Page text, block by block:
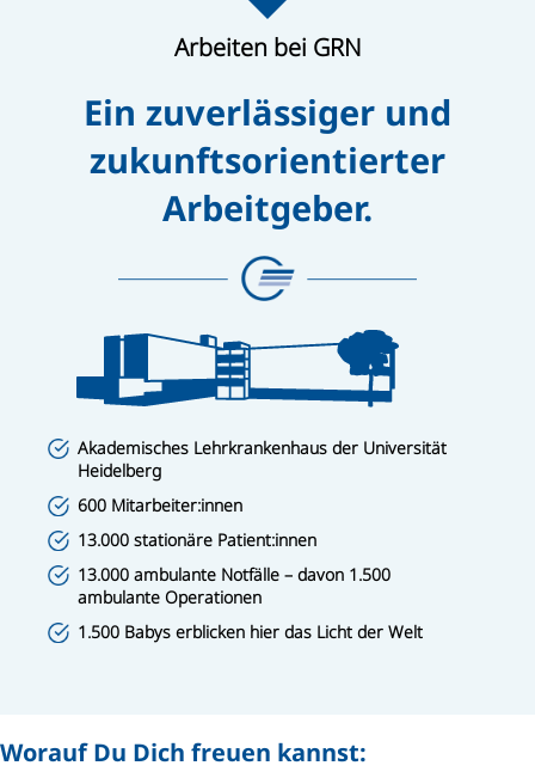
Arbeiten bei GRN
Ein zuverlässiger und
zukunftsorientierter
Arbeitgeber.
Akademisches Lehrkrankenhaus der Universität
Heidelberg
600 Mitarbeiter:innen
13.000 stationäre Patient:innen
13.000 ambulante Notfälle – davon 1.500
ambulante Operationen
1.500 Babys erblicken hier das Licht der Welt
Worauf Du Dich freuen kannst: